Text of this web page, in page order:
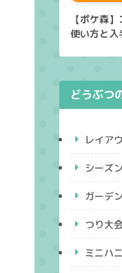
【ポケ森
使い方と入
どうぶつ
レイア
シーズ
ガーデ
つり大
ミニハ